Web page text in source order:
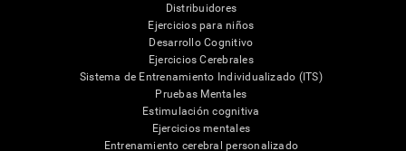
Distribuidores
Ejercicios para niños
Desarrollo Cognitivo
Ejercicios Cerebrales
Sistema de Entrenamiento Individualizado (ITS)
Pruebas Mentales
Estimulación cognitiva
Ejercicios mentales
Entrenamiento cerebral personalizado